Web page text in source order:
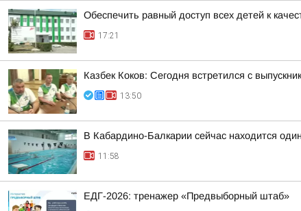
Обеспечить равный доступ всех детей к
17:21
Казбек Коков: Сегодня встретился с
13:50
В Кабардино-Балкарии сейчас находится
11:58
ЕДГ-2026: тренажер «Предвыборный штаб»